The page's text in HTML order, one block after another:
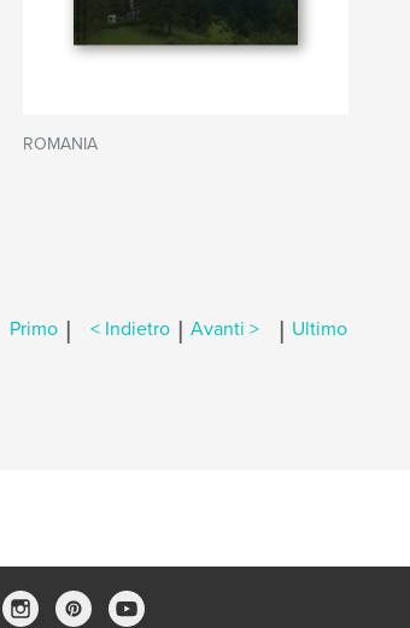
ROMANIA
Primo | < Indietro | Avanti > | Ultimo